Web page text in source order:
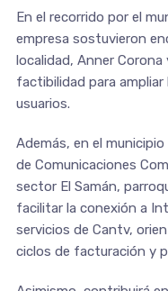
En el recorrido por el
empresa sostuvieron
localidad, Anner Corona
factibilidad para
usuarios.
Además, en el
de Comunicaciones
sector El Samán,
facilitar la conexión a
servicios de Cantv,
ciclos de facturación y